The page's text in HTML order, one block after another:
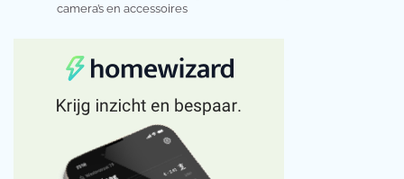
camera’s en accessoires